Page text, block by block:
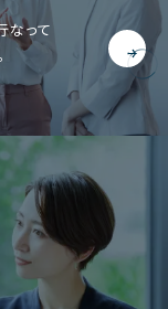
なって